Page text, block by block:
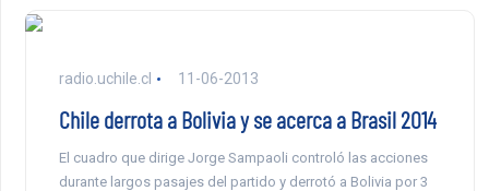
radio.uchile.cl 11-06-2013
Chile derrota a Bolivia y se acerca a Brasil 2014
El cuadro que dirige Jorge Sampaoli controló las acciones
durante largos pasajes del partido y derrotó a Bolivia por 3